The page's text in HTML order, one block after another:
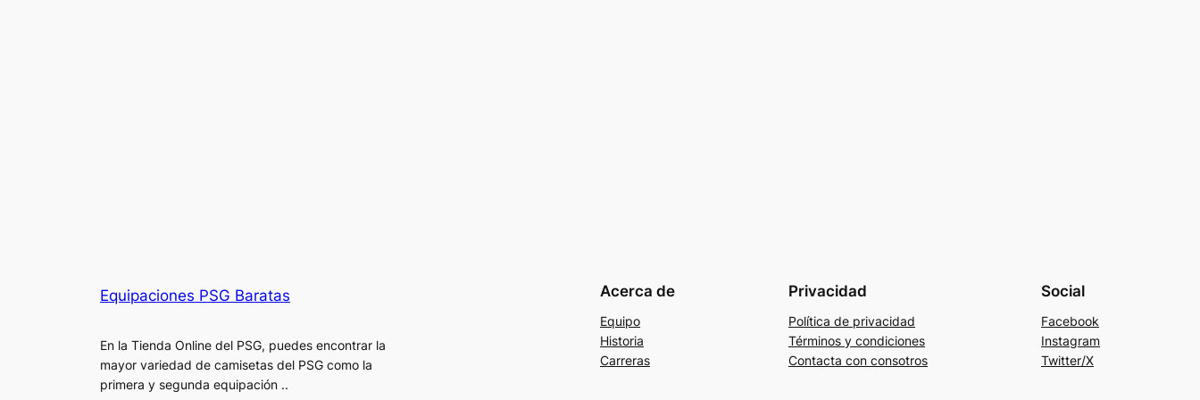
Equipaciones PSG Baratas
En la Tienda Online del PSG, puedes encontrar la
mayor variedad de camisetas del PSG como la
primera y segunda equipación ..
Acerca de
Equipo
Historia
Carreras
Privacidad
Política de privacidad
Términos y condiciones
Contacta con consotros
Social
Facebook
Instagram
Twitter/X